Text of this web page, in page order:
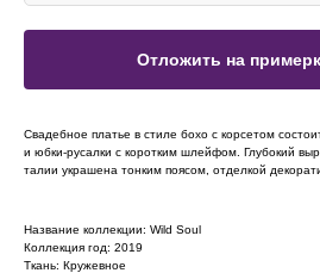
Отложить на
Свадебное платье в стиле бохо с корсетом
и юбки-русалки с коротким шлейфом. Глубокий
талии украшена тонким поясом, отделкой
Название коллекции: Wild Soul
Коллекция год: 2019
Ткань: Кружевное